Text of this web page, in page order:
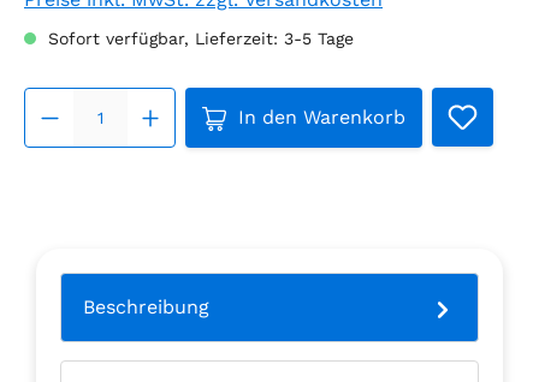
Sofort verfügbar, Lieferzeit: 3-5 Tage
Produkt Anzahl: Gib den
In den Warenkorb
Beschreibung